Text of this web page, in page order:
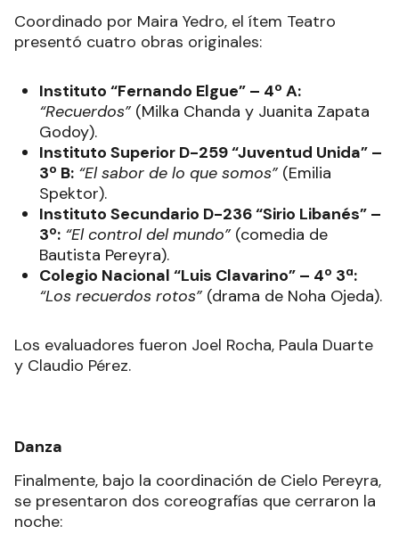
Coordinado por Maira Yedro, el ítem Teatro
presentó cuatro obras originales:
Instituto “Fernando Elgue” – 4º A:
“Recuerdos” (Milka Chanda y Juanita Zapata
Godoy).
Instituto Superior D-259 “Juventud Unida” –
3º B: “El sabor de lo que somos” (Emilia
Spektor).
Instituto Secundario D-236 “Sirio Libanés” –
3º: “El control del mundo” (comedia de
Bautista Pereyra).
Colegio Nacional “Luis Clavarino” – 4º 3ª:
“Los recuerdos rotos” (drama de Noha Ojeda).
Los evaluadores fueron Joel Rocha, Paula Duarte
y Claudio Pérez.
Danza
Finalmente, bajo la coordinación de Cielo Pereyra,
se presentaron dos coreografías que cerraron la
noche: